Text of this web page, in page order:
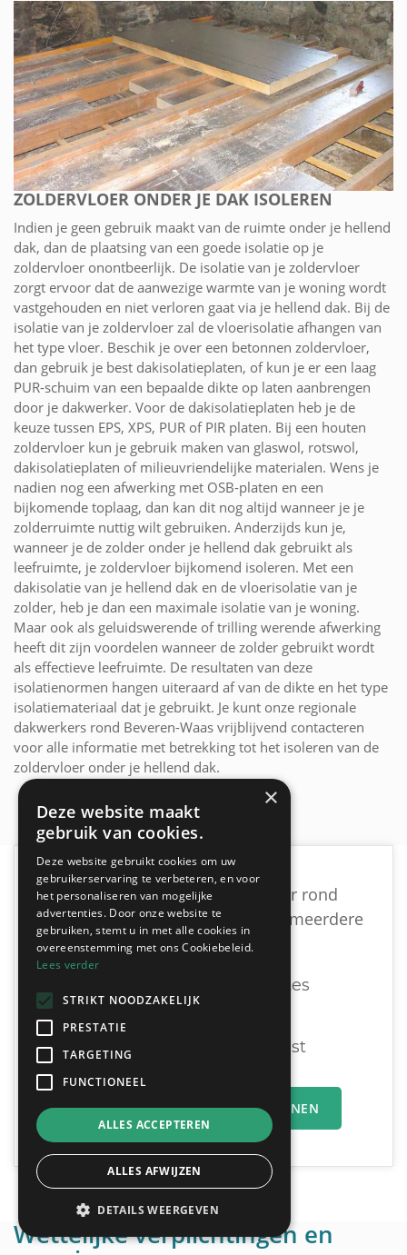
ZOLDERVLOER ONDER JE DAK ISOLEREN
Indien je geen gebruik maakt van de ruimte onder je hellend
dak, dan de plaatsing van een goede isolatie op je
zoldervloer onontbeerlijk. De isolatie van je zoldervloer
zorgt ervoor dat de aanwezige warmte van je woning wordt
vastgehouden en niet verloren gaat via je hellend dak. Bij de
isolatie van je zoldervloer zal de vloerisolatie afhangen van
het type vloer. Beschik je over een betonnen zoldervloer,
dan gebruik je best dakisolatieplaten, of kun je er een laag
PUR-schuim van een bepaalde dikte op laten aanbrengen
door je dakwerker. Voor de dakisolatieplaten heb je de
keuze tussen EPS, XPS, PUR of PIR platen. Bij een houten
zoldervloer kun je gebruik maken van glaswol, rotswol,
dakisolatieplaten of milieuvriendelijke materialen. Wens je
nadien nog een afwerking met OSB-platen en een
bijkomende toplaag, dan kan dit nog altijd wanneer je je
zolderruimte nuttig wilt gebruiken. Anderzijds kun je,
wanneer je de zolder onder je hellend dak gebruikt als
leefruimte, je zoldervloer bijkomend isoleren. Met een
dakisolatie van je hellend dak en de vloerisolatie van je
zolder, heb je dan een maximale isolatie van je woning.
Maar ook als geluidswerende of trilling werende afwerking
heeft dit zijn voordelen wanneer de zolder gebruikt wordt
als effectieve leefruimte. De resultaten van deze
isolatienormen hangen uiteraard af van de dikte en het type
isolatiemateriaal dat je gebruikt. Je kunt onze regionale
dakwerkers rond Beveren-Waas vrijblijvend contacteren
voor alle informatie met betrekking tot het isoleren van de
zoldervloer onder je hellend dak.
Vind een geschikte dakwerker rond
Beveren-Waas door vrijblijvend meerdere
offertes te vergelijken:
Ontvang tot 3 offertes
U vergelijkt en beslist
MIJN OFFERTEAANVRAAG INDIENEN
Wettelijke verplichtingen en
×
Deze website maakt
gebruik van cookies.
Deze website gebruikt cookies om uw
gebruikerservaring te verbeteren, en voor
het personaliseren van mogelijke
advertenties. Door onze website te
gebruiken, stemt u in met alle cookies in
overeenstemming met ons Cookiebeleid.
Lees verder
STRIKT NOODZAKELIJK
PRESTATIE
TARGETING
FUNCTIONEEL
ALLES ACCEPTEREN
ALLES AFWIJZEN
DETAILS WEERGEVEN